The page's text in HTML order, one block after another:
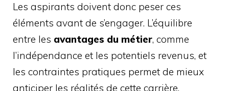
Les aspirants doivent donc peser ces
éléments avant de s’engager. L’équilibre
entre les avantages du métier, comme
l’indépendance et les potentiels revenus, et
les contraintes pratiques permet de mieux
anticiper les réalités de cette carrière.